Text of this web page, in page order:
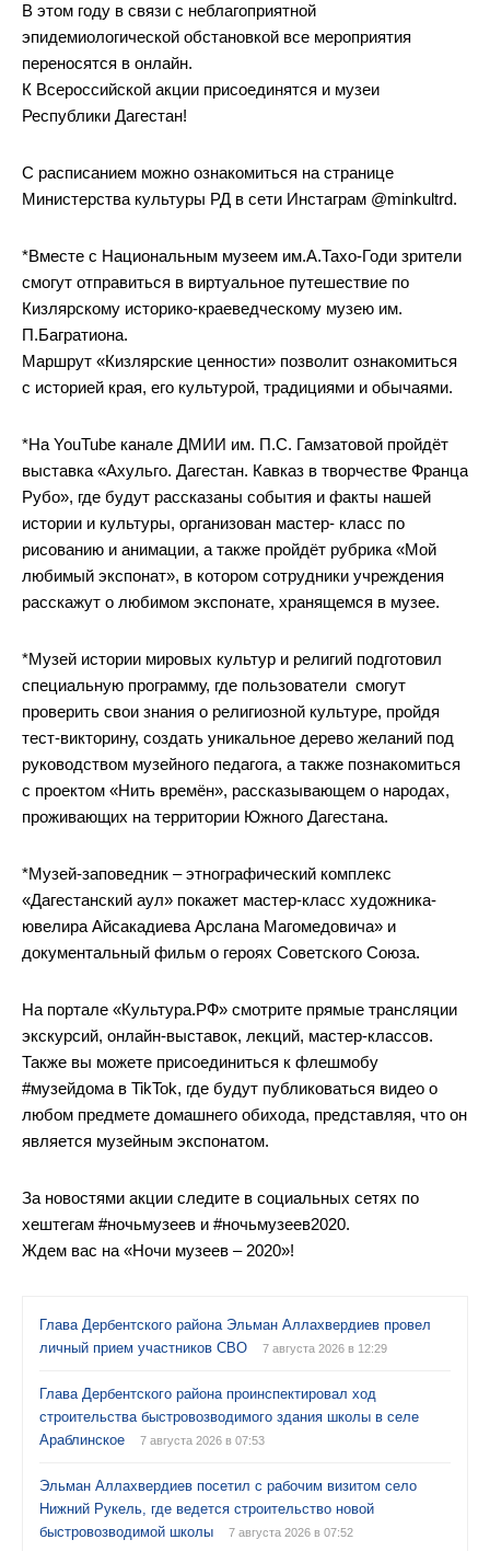
В этом году в связи с неблагоприятной
эпидемиологической обстановкой все мероприятия
переносятся в онлайн.
К Всероссийской акции присоединятся и музеи
Республики Дагестан!
С расписанием можно ознакомиться на странице
Министерства культуры РД в сети Инстаграм @minkultrd.
*Вместе с Национальным музеем им.А.Тахо-Годи зрители
смогут отправиться в виртуальное путешествие по
Кизлярскому историко-краеведческому музею им.
П.Багратиона.
Маршрут «Кизлярские ценности» позволит ознакомиться
с историей края, его культурой, традициями и обычаями.
*На YouTube канале ДМИИ им. П.С. Гамзатовой пройдёт
выставка «Ахульго. Дагестан. Кавказ в творчестве Франца
Рубо», где будут рассказаны события и факты нашей
истории и культуры, организован мастер- класс по
рисованию и анимации, а также пройдёт рубрика «Мой
любимый экспонат», в котором сотрудники учреждения
расскажут о любимом экспонате, хранящемся в музее.
*Музей истории мировых культур и религий подготовил
специальную программу, где пользователи смогут
проверить свои знания о религиозной культуре, пройдя
тест-викторину, создать уникальное дерево желаний под
руководством музейного педагога, а также познакомиться
с проектом «Нить времён», рассказывающем о народах,
проживающих на территории Южного Дагестана.
*Музей-заповедник – этнографический комплекс
«Дагестанский аул» покажет мастер-класс художника-
ювелира Айсакадиева Арслана Магомедовича» и
документальный фильм о героях Советского Союза.
На портале «Культура.РФ» смотрите прямые трансляции
экскурсий, онлайн-выставок, лекций, мастер-классов.
Также вы можете присоединиться к флешмобу
#музейдома в TikTok, где будут публиковаться видео о
любом предмете домашнего обихода, представляя, что он
является музейным экспонатом.
За новостями акции следите в социальных сетях по
хештегам #ночьмузеев и #ночьмузеев2020.
Ждем вас на «Ночи музеев – 2020»!
Глава Дербентского района Эльман Аллахвердиев провел
личный прием участников СВО
7 августа 2026 в 12:29
Глава Дербентского района проинспектировал ход
строительства быстровозводимого здания школы в селе
Араблинское
7 августа 2026 в 07:53
Эльман Аллахвердиев посетил с рабочим визитом село
Нижний Рукель, где ведется строительство новой
быстровозводимой школы
7 августа 2026 в 07:52